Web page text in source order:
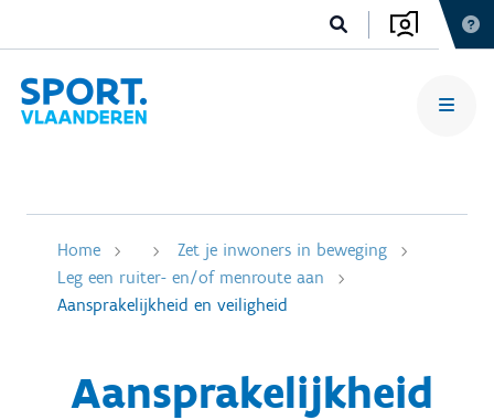
Home
Zet je inwoners in beweging
Leg een ruiter- en/of menroute aan
Aansprakelijkheid en veiligheid
Aansprakelijkheid